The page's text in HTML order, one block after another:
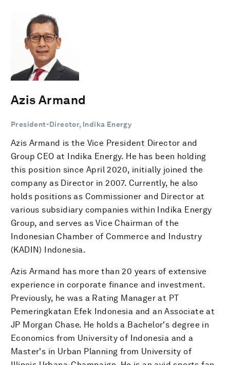
Azis Armand
President-Director, Indika Energy
Azis Armand is the Vice President Director and
Group CEO at Indika Energy. He has been holding
this position since April 2020, initially joined the
company as Director in 2007. Currently, he also
holds positions as Commissioner and Director at
various subsidiary companies within Indika Energy
Group, and serves as Vice Chairman of the
Indonesian Chamber of Commerce and Industry
(KADIN) Indonesia.
Azis Armand has more than 20 years of extensive
experience in corporate finance and investment.
Previously, he was a Rating Manager at PT
Pemeringkatan Efek Indonesia and an Associate at
JP Morgan Chase. He holds a Bachelor's degree in
Economics from University of Indonesia and a
Master's in Urban Planning from University of